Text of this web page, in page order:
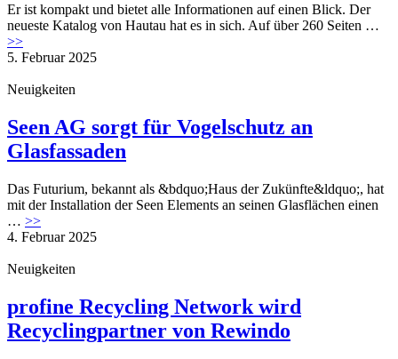
Er ist kompakt und bietet alle Informationen auf einen Blick. Der
neueste Katalog von Hautau hat es in sich. Auf über 260 Seiten …
>>
5. Februar 2025
Neuigkeiten
Seen AG sorgt für Vogelschutz an
Glasfassaden
Das Futurium, bekannt als &bdquo;Haus der Zukünfte&ldquo;, hat
mit der Installation der Seen Elements an seinen Glasflächen einen
… >>
4. Februar 2025
Neuigkeiten
profine Recycling Network wird
Recyclingpartner von Rewindo